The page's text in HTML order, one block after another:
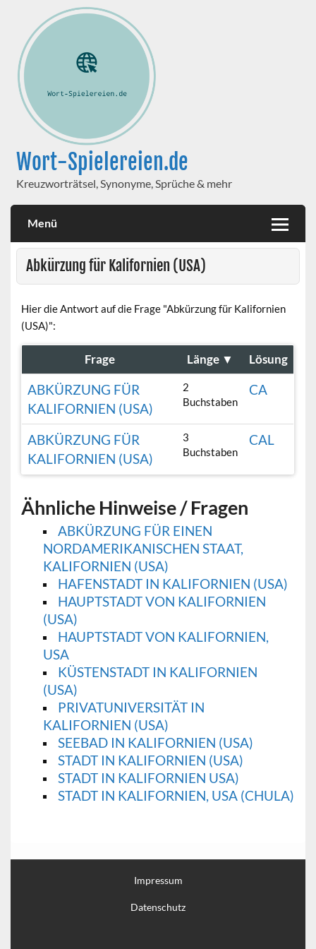
Wort-Spielereien.de
Kreuzworträtsel, Synonyme, Sprüche & mehr
Menü
Abkürzung für Kalifornien (USA)
Hier die Antwort auf die Frage "Abkürzung für Kalifornien
(USA)":
Frage Länge ▼ Lösung
ABKÜRZUNG FÜR
KALIFORNIEN (USA)
2
Buchstaben
CA
ABKÜRZUNG FÜR
KALIFORNIEN (USA)
3
Buchstaben
CAL
Ähnliche Hinweise / Fragen
ABKÜRZUNG FÜR EINEN
NORDAMERIKANISCHEN STAAT,
KALIFORNIEN (USA)
HAFENSTADT IN KALIFORNIEN (USA)
HAUPTSTADT VON KALIFORNIEN
(USA)
HAUPTSTADT VON KALIFORNIEN,
USA
KÜSTENSTADT IN KALIFORNIEN
(USA)
PRIVATUNIVERSITÄT IN
KALIFORNIEN (USA)
SEEBAD IN KALIFORNIEN (USA)
STADT IN KALIFORNIEN (USA)
STADT IN KALIFORNIEN USA)
STADT IN KALIFORNIEN, USA (CHULA)
Impressum
Datenschutz